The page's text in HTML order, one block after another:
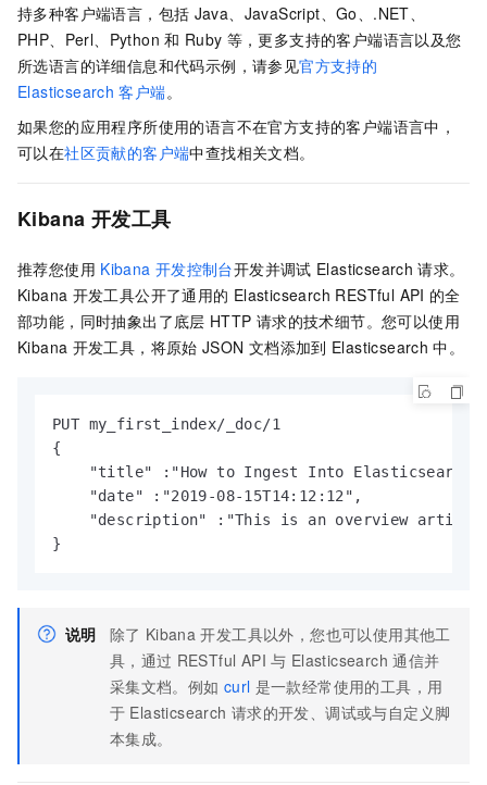
持多种客户端语言，包括 Java、JavaScript、Go、.NET、
PHP、Perl、Python 和 Ruby 等，更多支持的客户端语言以及您
所选语言的详细信息和代码示例，请参见官方支持的
Elasticsearch 客户端。
如果您的应用程序所使用的语言不在官方支持的客户端语言中，
可以在社区贡献的客户端中查找相关文档。
Kibana 开发工具
推荐您使用 Kibana 开发控制台开发并调试 Elasticsearch 请求。
Kibana 开发工具公开了通用的 Elasticsearch RESTful API 的全
部功能，同时抽象出了底层 HTTP 请求的技术细节。您可以使用
Kibana 开发工具，将原始 JSON 文档添加到 Elasticsearch 中。
PUT my_first_index/_doc/1
{
"title" :"How to Ingest Into Elasticsearch
    "date" :"2019-08-15T14:12:12",
"description" :"This is an overview
}
说明 除了 Kibana 开发工具以外，您也可以使用其他工
具，通过 RESTful API 与 Elasticsearch 通信并
采集文档。例如 curl 是一款经常使用的工具，用
于 Elasticsearch 请求的开发、调试或与自定义脚
本集成。